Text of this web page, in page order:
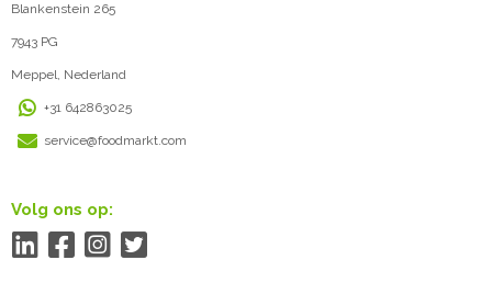
Blankenstein 265
7943 PG
Meppel, Nederland
+31 642863025
service@foodmarkt.com
Volg ons op: